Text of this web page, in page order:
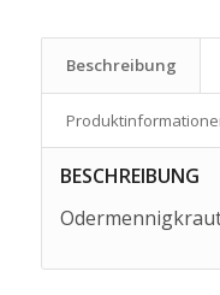
Beschreibung
BESCHREIBUNG